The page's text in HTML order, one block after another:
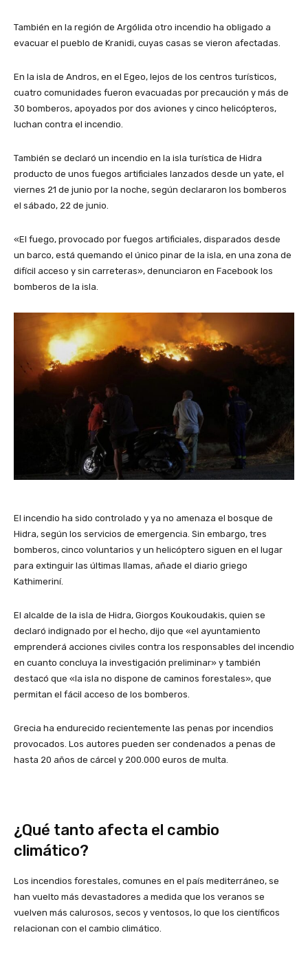
También en la región de Argólida otro incendio ha obligado a
evacuar el pueblo de Kranidi, cuyas casas se vieron afectadas.
En la isla de Andros, en el Egeo, lejos de los centros turísticos,
cuatro comunidades fueron evacuadas por precaución y más de
30 bomberos, apoyados por dos aviones y cinco helicópteros,
luchan contra el incendio.
También se declaró un incendio en la isla turística de Hidra
producto de unos fuegos artificiales lanzados desde un yate, el
viernes 21 de junio por la noche, según declararon los bomberos
el sábado, 22 de junio.
«El fuego, provocado por fuegos artificiales, disparados desde
un barco, está quemando el único pinar de la isla, en una zona de
difícil acceso y sin carreteras», denunciaron en Facebook los
bomberos de la isla.
El incendio ha sido controlado y ya no amenaza el bosque de
Hidra, según los servicios de emergencia. Sin embargo, tres
bomberos, cinco voluntarios y un helicóptero siguen en el lugar
para extinguir las últimas llamas, añade el diario griego
Kathimeriní.
El alcalde de la isla de Hidra, Giorgos Koukoudakis, quien se
declaró indignado por el hecho, dijo que «el ayuntamiento
emprenderá acciones civiles contra los responsables del incendio
en cuanto concluya la investigación preliminar» y también
destacó que «la isla no dispone de caminos forestales», que
permitan el fácil acceso de los bomberos.
Grecia ha endurecido recientemente las penas por incendios
provocados. Los autores pueden ser condenados a penas de
hasta 20 años de cárcel y 200.000 euros de multa.
¿Qué tanto afecta el cambio
climático?
Los incendios forestales, comunes en el país mediterráneo, se
han vuelto más devastadores a medida que los veranos se
vuelven más calurosos, secos y ventosos, lo que los científicos
relacionan con el cambio climático.